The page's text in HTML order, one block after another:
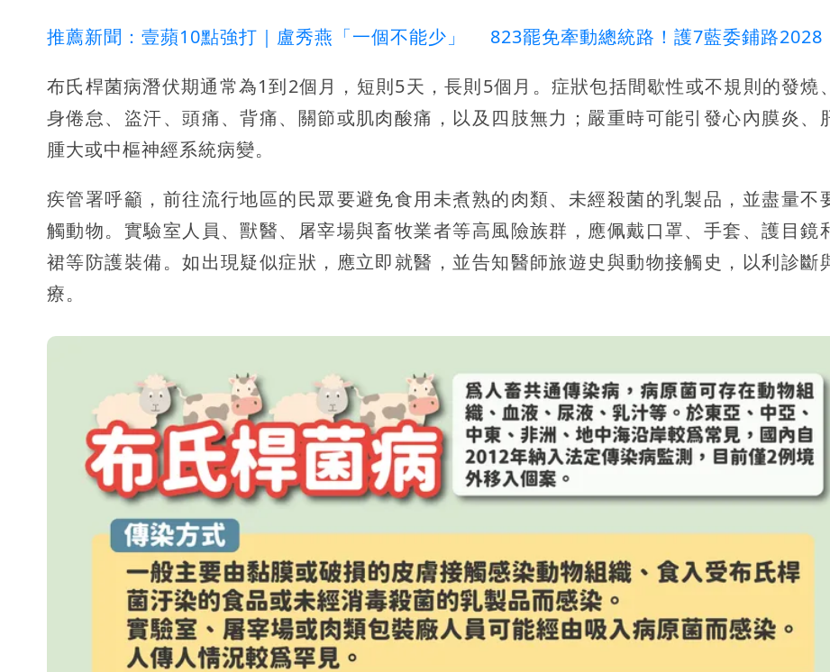
推薦新聞：壹蘋10點強打｜盧秀燕「一個不能少」 823罷免牽動總統路！護7藍委鋪路2028
布氏桿菌病潛伏期通常為1到2個月，短則5天，長則5個月。症狀包括間歇性或不規則的發燒
身倦怠、盜汗、頭痛、背痛、關節或肌肉酸痛，以及四肢無力；嚴重時可能引發心內膜炎、
腫大或中樞神經系統病變。
疾管署呼籲，前往流行地區的民眾要避免食用未煮熟的肉類、未經殺菌的乳製品，並盡量不
觸動物。實驗室人員、獸醫、屠宰場與畜牧業者等高風險族群，應佩戴口罩、手套、護目鏡
裙等防護裝備。如出現疑似症狀，應立即就醫，並告知醫師旅遊史與動物接觸史，以利診斷
療。